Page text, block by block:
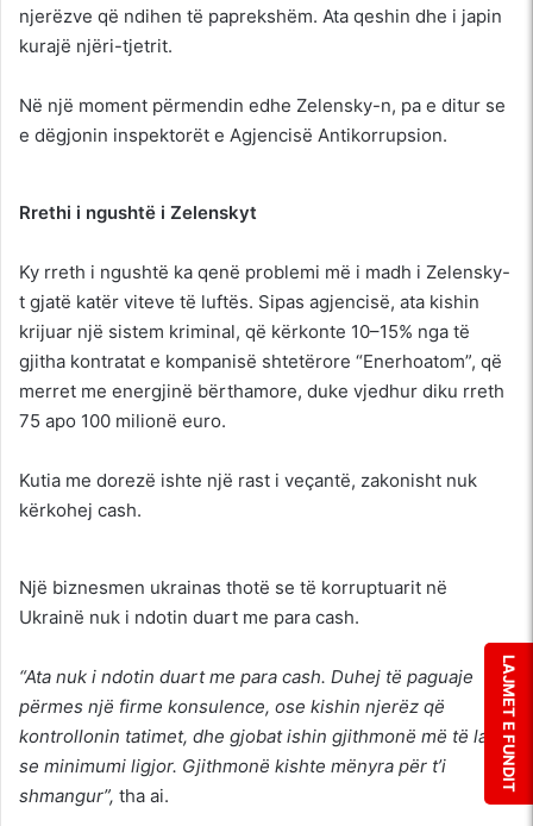
njerëzve që ndihen të paprekshëm. Ata qeshin dhe i japin
kurajë njëri-tjetrit.
Në një moment përmendin edhe Zelensky-n, pa e ditur se
e dëgjonin inspektorët e Agjencisë Antikorrupsion.
Rrethi i ngushtë i Zelenskyt
Ky rreth i ngushtë ka qenë problemi më i madh i Zelensky-
t gjatë katër viteve të luftës. Sipas agjencisë, ata kishin
krijuar një sistem kriminal, që kërkonte 10–15% nga të
gjitha kontratat e kompanisë shtetërore “Enerhoatom”, që
merret me energjinë bërthamore, duke vjedhur diku rreth
75 apo 100 milionë euro.
Kutia me dorezë ishte një rast i veçantë, zakonisht nuk
kërkohej cash.
Një biznesmen ukrainas thotë se të korruptuarit në
Ukrainë nuk i ndotin duart me para cash.
“Ata nuk i ndotin duart me para cash. Duhej të paguaje
përmes një firme konsulence, ose kishin njerëz që
kontrollonin tatimet, dhe gjobat ishin gjithmonë më të larta
se minimumi ligjor. Gjithmonë kishte mënyra për t’i
shmangur”, tha ai.
LAJMET E FUNDIT